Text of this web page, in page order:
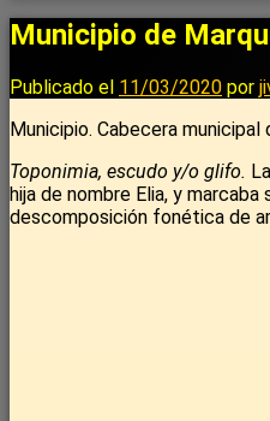
Municipio de
Publicado el 11/03/2020 por
Municipio. Cabecera
Toponimia, escudo y/o glifo.
hija de nombre Elia, y
descomposición fonética de